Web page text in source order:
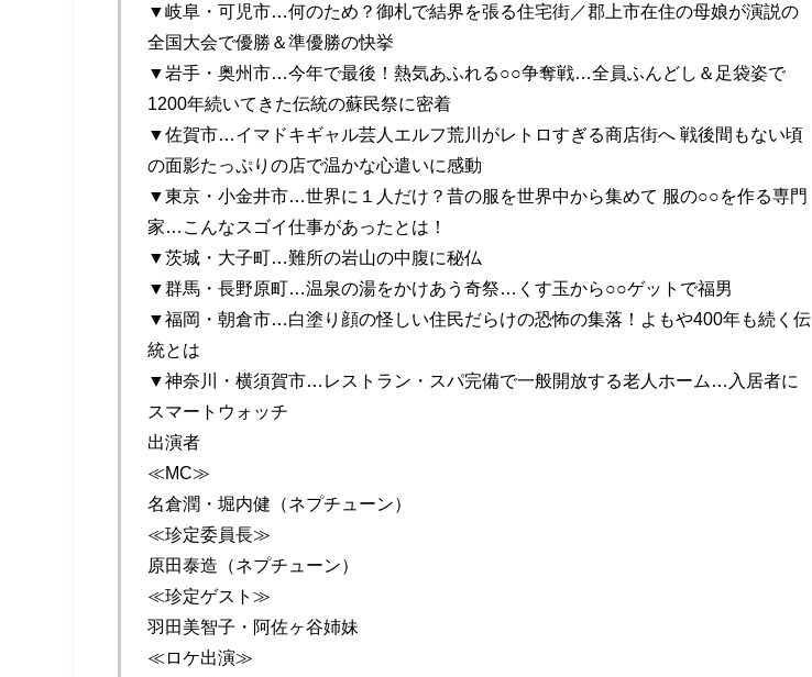
▼岐阜・可児市…何のため？御札で結界を張る住宅街／郡上市在住の母娘が演説の
全国大会で優勝＆準優勝の快挙
▼岩手・奥州市…今年で最後！熱気あふれる○○争奪戦…全員ふんどし＆足袋姿で
1200年続いてきた伝統の蘇民祭に密着
▼佐賀市…イマドキギャル芸人エルフ荒川がレトロすぎる商店街へ 戦後間もない頃
の面影たっぷりの店で温かな心遣いに感動
▼東京・小金井市…世界に１人だけ？昔の服を世界中から集めて 服の○○を作る専門
家…こんなスゴイ仕事があったとは！
▼茨城・大子町…難所の岩山の中腹に秘仏
▼群馬・長野原町…温泉の湯をかけあう奇祭…くす玉から○○ゲットで福男
▼福岡・朝倉市…白塗り顔の怪しい住民だらけの恐怖の集落！よもや400年も続く伝
統とは
▼神奈川・横須賀市…レストラン・スパ完備で一般開放する老人ホーム…入居者に
スマートウォッチ
出演者
≪MC≫
名倉潤・堀内健（ネプチューン）
≪珍定委員長≫
原田泰造（ネプチューン）
≪珍定ゲスト≫
羽田美智子・阿佐ヶ谷姉妹
≪ロケ出演≫